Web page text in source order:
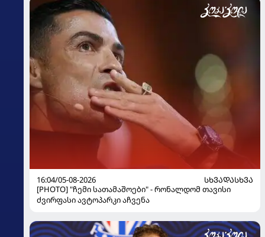
16:04/05-08-2026
ᲡᲮᲕᲐᲓᲐᲡᲮᲕᲐ
[PHOTO] "ჩემი სათამაშოები" - რონალდომ თავისი
ძვირფასი ავტოპარკი აჩვენა